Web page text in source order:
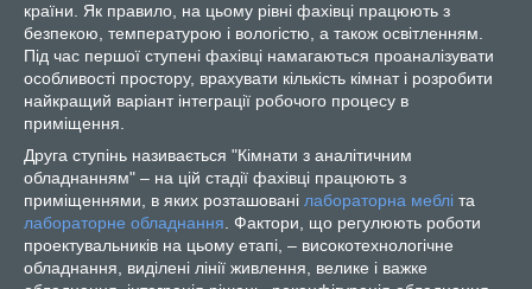
країни. Як правило, на цьому рівні фахівці працюють з
безпекою, температурою і вологістю, а також освітленням.
Під час першої ступені фахівці намагаються проаналізувати
особливості простору, врахувати кількість кімнат і розробити
найкращий варіант інтеграції робочого процесу в
приміщення.
Друга ступінь називається "Кімнати з аналітичним
обладнанням" – на цій стадії фахівці працюють з
приміщеннями, в яких розташовані лабораторна меблі та
лабораторне обладнання . Фактори, що регулюють роботи
проектувальників на цьому етапі, – високотехнологічне
обладнання, виділені лінії живлення, велике і важке